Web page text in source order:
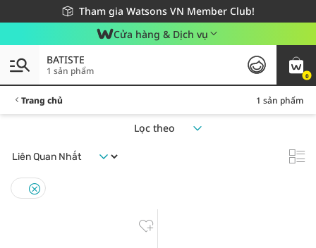
Tham gia Watsons VN Member Club!
Miễn phí giao hàng cho đơn hàng từ 249,000Đ
Giao hàng nhanh 24h - Áp dụng khu vực TP. Hồ Chí Minh
Cửa hàng & Dịch vụ
0
BATISTE
1 sản phẩm
Trang chủ 1 sản phẩm
Lọc theo